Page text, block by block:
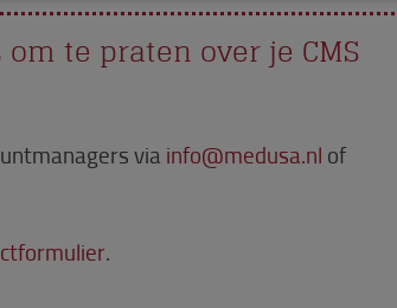
te praten over je CMS
via info@medusa.nl of
.